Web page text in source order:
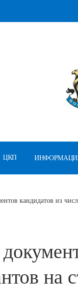
ЦКП
кандидатов из
на